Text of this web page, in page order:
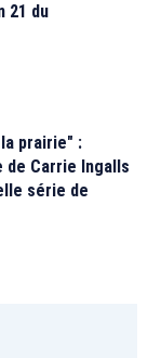
21 du
prairie" :
de Carrie Ingalls
série de